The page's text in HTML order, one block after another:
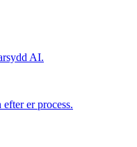
AI.
er process.